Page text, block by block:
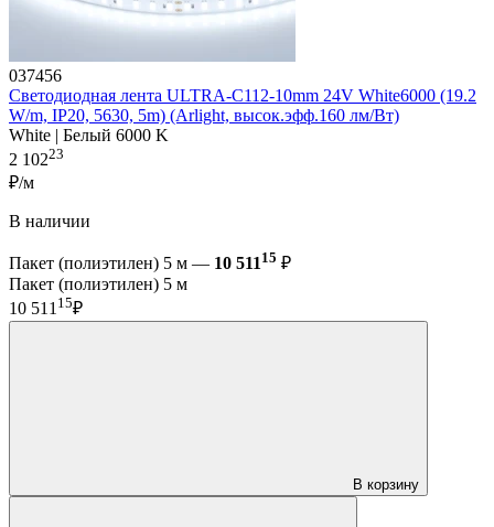
037456
Светодиодная лента ULTRA-C112-10mm 24V White6000 (19.2
W/m, IP20, 5630, 5m) (Arlight, высок.эфф.160 лм/Вт)
White | Белый 6000 K
2 10223
₽/м
В наличии
Пакет (полиэтилен) 5 м — 10 51115 ₽
Пакет (полиэтилен) 5 м
10 51115₽
В корзину